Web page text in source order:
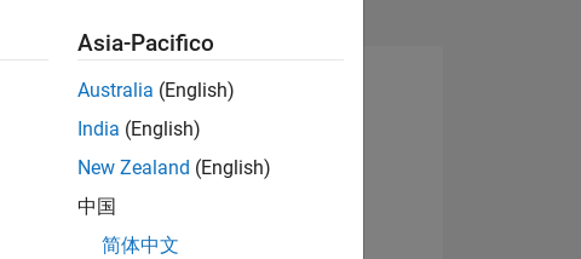
Asia-Pacifico
Australia (English)
India (English)
New Zealand (English)
中国
简体中文